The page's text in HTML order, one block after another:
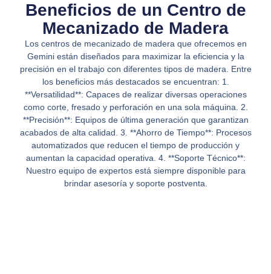
Beneficios de un Centro de
Mecanizado de Madera
Los centros de mecanizado de madera que ofrecemos en
Gemini están diseñados para maximizar la eficiencia y la
precisión en el trabajo con diferentes tipos de madera. Entre
los beneficios más destacados se encuentran: 1.
**Versatilidad**: Capaces de realizar diversas operaciones
como corte, fresado y perforación en una sola máquina. 2.
**Precisión**: Equipos de última generación que garantizan
acabados de alta calidad. 3. **Ahorro de Tiempo**: Procesos
automatizados que reducen el tiempo de producción y
aumentan la capacidad operativa. 4. **Soporte Técnico**:
Nuestro equipo de expertos está siempre disponible para
brindar asesoría y soporte postventa.